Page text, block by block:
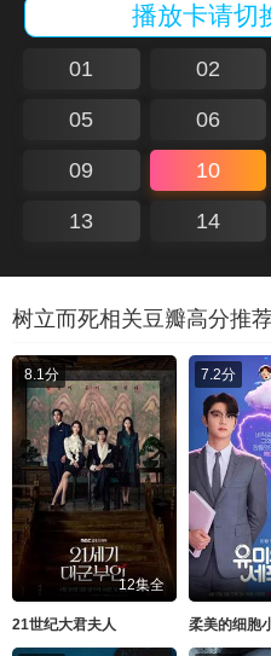
播放卡请
01 02
05 06
09 10
13 14
树立而死相关豆瓣高分推
8.1分
12集全
21世纪大君夫人
7.2分
柔美的细胞